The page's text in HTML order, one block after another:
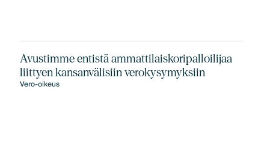
Avustimme entistä ammattilaiskoripalloilijaa
liittyen kansanvälisiin verokysymyksiin
Vero-oikeus